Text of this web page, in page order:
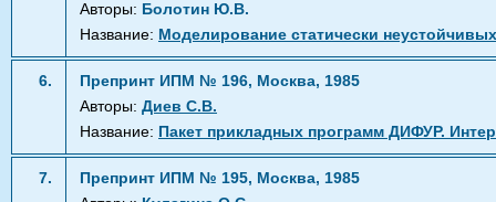
Авторы: Болотин Ю.В.
Название: Моделирование статически
6.
Препринт ИПМ № 196, Москва, 1985
Авторы: Диев С.В.
Название: Пакет прикладных программ ДИФУР.
7.
Препринт ИПМ № 195, Москва, 1985